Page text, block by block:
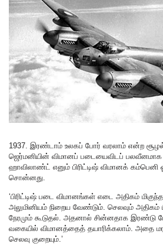
1937. இரண்டாம் உலகப் போர் வரலாம் என்ற சூழல்.
ஜெர்மனியின் விமானப் படையைவிடப் பலவீனமாக
ஹாவிலாண்ட் எனும் பிரிட்டிஷ் விமானக்
சொன்னது.
‘பிரிட்டிஷ் படை விமானங்கள் எடை அதிகம்
அலுமினியம் நிறைய வேண்டும். செலவும் அதிகம்
நேரமும் கூடுதல். அதனால் சின்னதாக இரண்டு
வகையில் விமானத்தைத் தயாரிக்கலாம். அதை
செலவு குறையும்.’